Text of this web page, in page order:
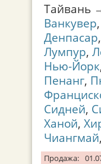
Тайвань
Ванкувер,
Денпасар,
Лумпур,
Нью-Йорк
Пенанг,
Сидней,
Ханой,
Чиангмай,
Продажа: